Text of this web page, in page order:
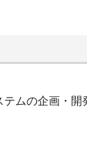
ムの企画・